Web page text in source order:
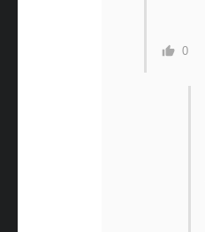
0